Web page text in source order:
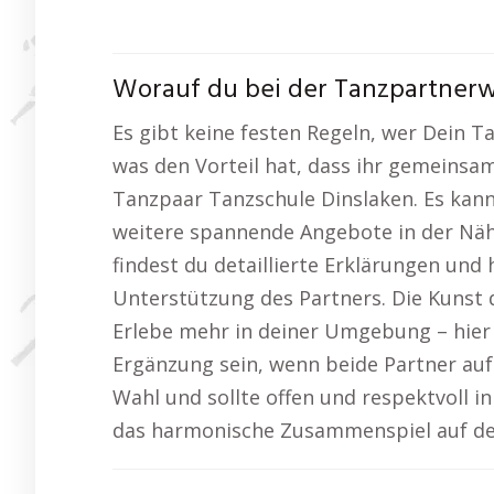
Worauf du bei der
Es gibt keine festen Regeln, wer Dein
was den Vorteil hat, dass ihr
Tanzpaar Tanzschule Dinslaken. Es
weitere spannende Angebote in der
findest du detaillierte Erklärungen und
Unterstützung des Partners. Die
Erlebe mehr in deiner Umgebung –
Ergänzung sein, wenn beide Partner
Wahl und sollte offen und respektvoll
das harmonische Zusammenspiel auf